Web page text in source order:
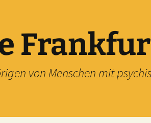
von Menschen mit